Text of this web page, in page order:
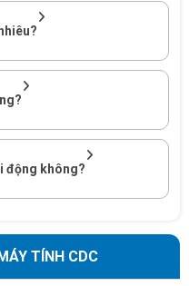
động không?
TÍNH CDC